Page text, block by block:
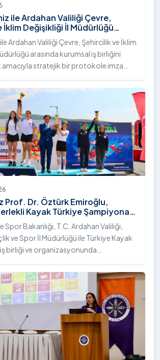
ile Ardahan Valiliği Çevre,
İklim Değişikliği İl Müdürlüğü
Birliği Protokolü İmzalandı
Ardahan Valiliği Çevre, Şehircilik ve İklim
arasında kurumsal iş birliğini
stratejik bir protokole imza
Prof. Dr. Öztürk Emiroğlu,
Kayak Türkiye Şampiyonası
Katıldı
Spor Bakanlığı, T.C. Ardahan Valiliği,
ve Spor İl Müdürlüğü ile Türkiye Kayak
birliği ve organizasyonunda
Kayak Türkiye Şampiyonası, 30-31
Ardahan Üniversitesi Yenisey
tamamlandı.